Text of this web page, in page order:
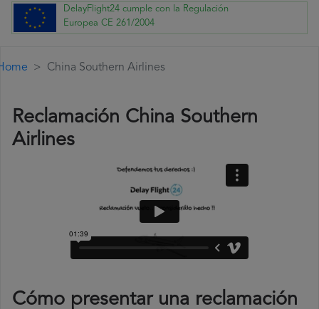
DelayFlight24 cumple con la Regulación
Europea CE 261/2004
China Southern Airlines
Reclamación China Southern
Airlines
Cómo presentar una reclamación